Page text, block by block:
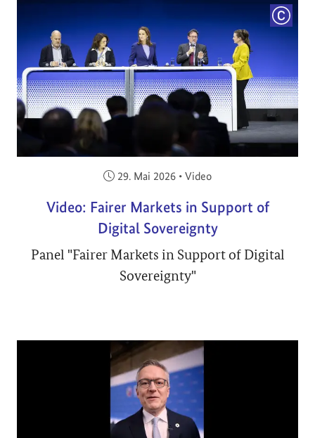
Veröffentlicht am:
29. Mai 2026 • Video
Video: Fairer Markets in Support of
Digital Sovereignty
Panel "Fairer Markets in Support of Digital
Sovereignty"